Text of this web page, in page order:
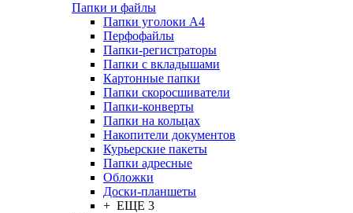
Папки и файлы
Папки уголоки А4
Перфофайлы
Папки-регистраторы
Папки с вкладышами
Картонные папки
Папки скоросшиватели
Папки-конверты
Папки на кольцах
Накопители документов
Курьерские пакеты
Папки адресные
Обложки
Доски-планшеты
+ ЕЩЕ 3